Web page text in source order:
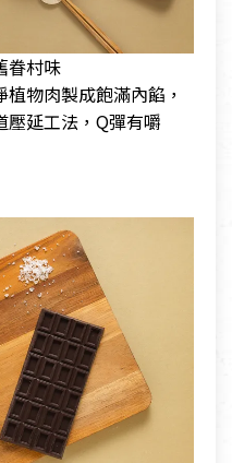
眷村味
物肉製成飽滿內餡，
延工法，Q彈有嚼